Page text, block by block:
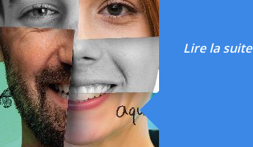
Lire la suite